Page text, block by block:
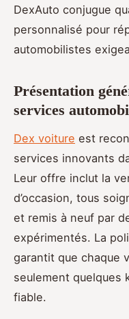
DexAuto conjugue
personnalisé pour
automobilistes
Présentation
services
Dex voiture est
services innovants
Leur offre inclut la
d’occasion, tous
et remis à neuf par
expérimentés. La
garantit que chaque
seulement quelques
fiable.